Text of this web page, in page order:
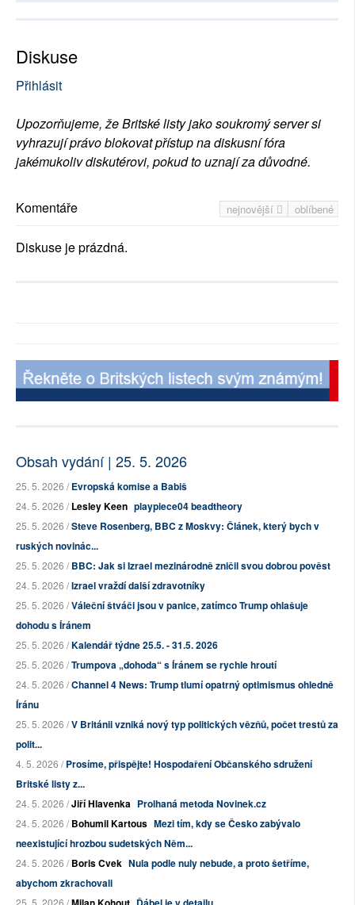
Diskuse
Přihlásit
Upozorňujeme, že Britské listy jako soukromý server si
vyhrazují právo blokovat přístup na diskusní fóra
jakémukoliv diskutérovi, pokud to uznají za důvodné.
nejnovější oblíbené
Komentáře
Diskuse je prázdná.
Obsah vydání | 25. 5. 2026
25. 5. 2026 /Evropská komise a Babiš
24. 5. 2026 /Lesley Keen playpiece04 beadtheory
25. 5. 2026 /Steve Rosenberg, BBC z Moskvy: Článek, který bych v
ruských novinác...
25. 5. 2026 /BBC: Jak si Izrael mezinárodně zničil svou dobrou pověst
24. 5. 2026 /Izrael vraždí další zdravotníky
25. 5. 2026 /Váleční štváči jsou v panice, zatímco Trump ohlašuje
dohodu s Íránem
25. 5. 2026 /Kalendář týdne 25.5. - 31.5. 2026
25. 5. 2026 /Trumpova „dohoda“ s Íránem se rychle hroutí
24. 5. 2026 /Channel 4 News: Trump tlumí opatrný optimismus ohledně
Íránu
25. 5. 2026 /V Británii vzniká nový typ politických vězňů, počet trestů za
polit...
4. 5. 2026 /Prosíme, přispějte! Hospodaření Občanského sdružení
Britské listy z...
24. 5. 2026 /Jiří Hlavenka Prolhaná metoda Novinek.cz
24. 5. 2026 /Bohumil Kartous Mezi tím, kdy se Česko zabývalo
neexistující hrozbou sudetských Něm...
24. 5. 2026 /Boris Cvek Nula podle nuly nebude, a proto šetříme,
abychom zkrachovali
25. 5. 2026 /